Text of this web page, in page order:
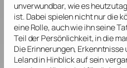
unverwundbar, wie es
ist. Dabei spielen nicht nur die
eine Rolle, auch wie ihn seine
Teil der Persönlichkeit, in die
Die Erinnerungen, Erkenntnisse
Leland in Hinblick auf sein